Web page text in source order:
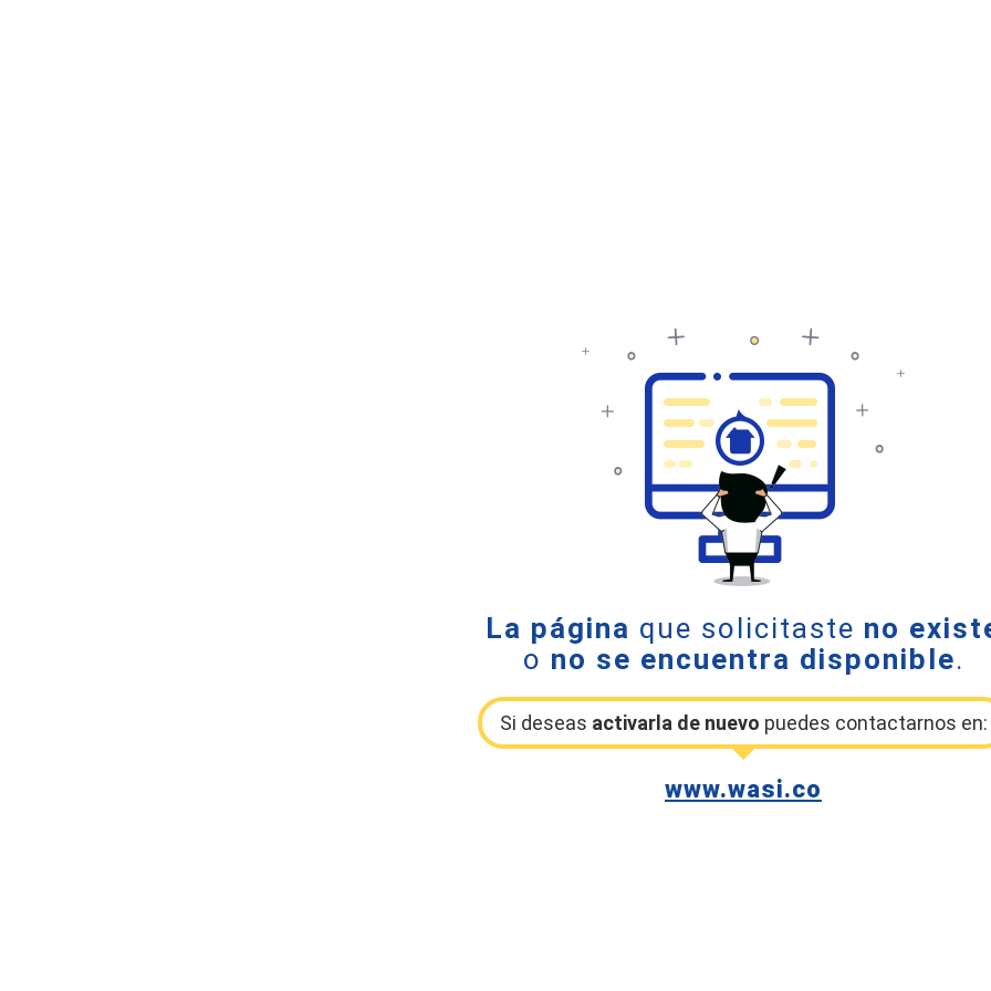
La página que solicitaste no
o no se encuentra disponible.
Si deseas activarla de nuevo puedes contactarnos en:
www.wasi.co